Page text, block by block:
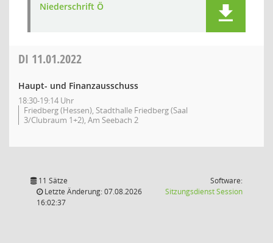
Niederschrift Ö
DI 11.01.2022
Haupt- und Finanzausschuss
18:30-19:14 Uhr
Friedberg (Hessen), Stadthalle Friedberg (Saal
3/Clubraum 1+2), Am Seebach 2
11 Sätze
Letzte Änderung: 07.08.2026
16:02:37
Software:
SitzungsdienstSession(Wird in